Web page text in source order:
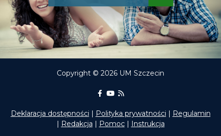
Copyright © 2026 UM Szczecin
Portal Edukacyjny na Facebooku
kanał Youtube Portalu
Deklaracja dostępności | Polityka prywatności | Regulamin
| Redakcja | Pomoc| Instrukcja